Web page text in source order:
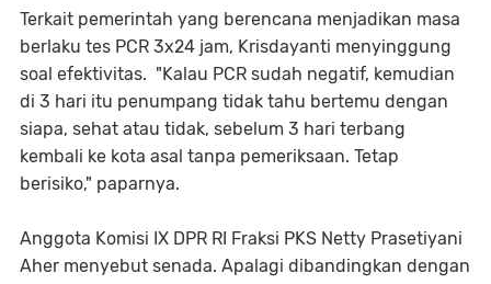
Terkait pemerintah yang berencana menjadikan masa
berlaku tes PCR 3x24 jam, Krisdayanti menyinggung
soal efektivitas. "Kalau PCR sudah negatif, kemudian
di 3 hari itu penumpang tidak tahu bertemu dengan
siapa, sehat atau tidak, sebelum 3 hari terbang
kembali ke kota asal tanpa pemeriksaan. Tetap
berisiko," paparnya.
Anggota Komisi IX DPR RI Fraksi PKS Netty Prasetiyani
Aher menyebut senada. Apalagi dibandingkan dengan